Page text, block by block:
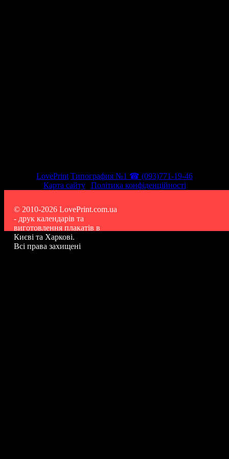
LovePrint Типография №1 ☎ (093)771-19-46
Карта сайту| Політика конфіденційності
© 2010-2026 LovePrint.com.ua
- друк календарів та
виготовлення плакатів в
Києві та Харкові.
Всі права захищені